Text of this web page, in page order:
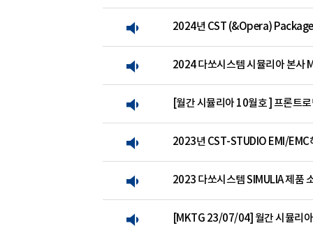
2024년 CST (&Opera) Package
2024 다쏘시스템 시뮬리아 본사
[월간 시뮬리아 10월호 ] 프론트
2023년 CST-STUDIO EMI/
2023 다쏘시스템 SIMULIA 제품
[MKTG 23/07/04] 월간 시뮬리